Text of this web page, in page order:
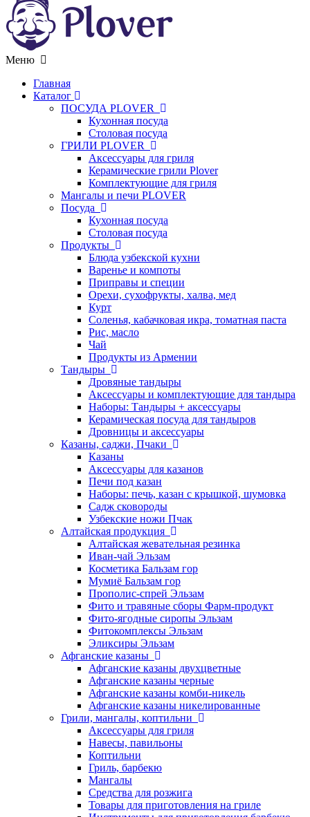
Меню
Главная
Каталог
ПОСУДА PLOVER
Кухонная посуда
Столовая посуда
ГРИЛИ PLOVER
Аксессуары для гриля
Керамические грили Plover
Комплектующие для гриля
Мангалы и печи PLOVER
Посуда
Кухонная посуда
Столовая посуда
Продукты
Блюда узбекской кухни
Варенье и компоты
Приправы и специи
Орехи, сухофрукты, халва, мед
Курт
Соленья, кабачковая икра, томатная паста
Рис, масло
Чай
Продукты из Армении
Тандыры
Дровяные тандыры
Аксессуары и комплектующие для тандыра
Наборы: Тандыры + аксессуары
Керамическая посуда для тандыров
Дровницы и аксессуары
Казаны, саджи, Пчаки
Казаны
Аксессуары для казанов
Печи под казан
Наборы: печь, казан с крышкой, шумовка
Садж сковороды
Узбекские ножи Пчак
Алтайская продукция
Алтайская жевательная резинка
Иван-чай Эльзам
Косметика Бальзам гор
Мумиё Бальзам гор
Прополис-спрей Эльзам
Фито и травяные сборы Фарм-продукт
Фито-ягодные сиропы Эльзам
Фитокомплексы Эльзам
Эликсиры Эльзам
Афганские казаны
Афганские казаны двухцветные
Афганские казаны черные
Афганские казаны комби-никель
Афганские казаны никелированные
Грили, мангалы, коптильни
Аксессуары для гриля
Навесы, павильоны
Коптильни
Гриль, барбекю
Мангалы
Средства для розжига
Товары для приготовления на гриле